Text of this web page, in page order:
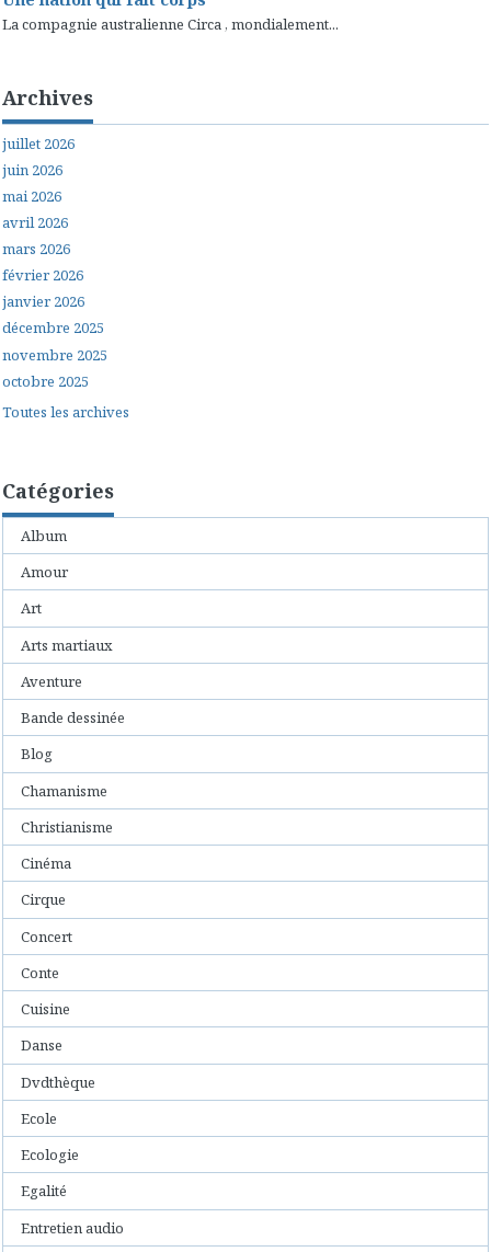
La compagnie australienne Circa , mondialement...
Archives
juillet 2026
juin 2026
mai 2026
avril 2026
mars 2026
février 2026
janvier 2026
décembre 2025
novembre 2025
octobre 2025
Toutes les archives
Catégories
Album
Amour
Art
Arts martiaux
Aventure
Bande dessinée
Blog
Chamanisme
Christianisme
Cinéma
Cirque
Concert
Conte
Cuisine
Danse
Dvdthèque
Ecole
Ecologie
Egalité
Entretien audio